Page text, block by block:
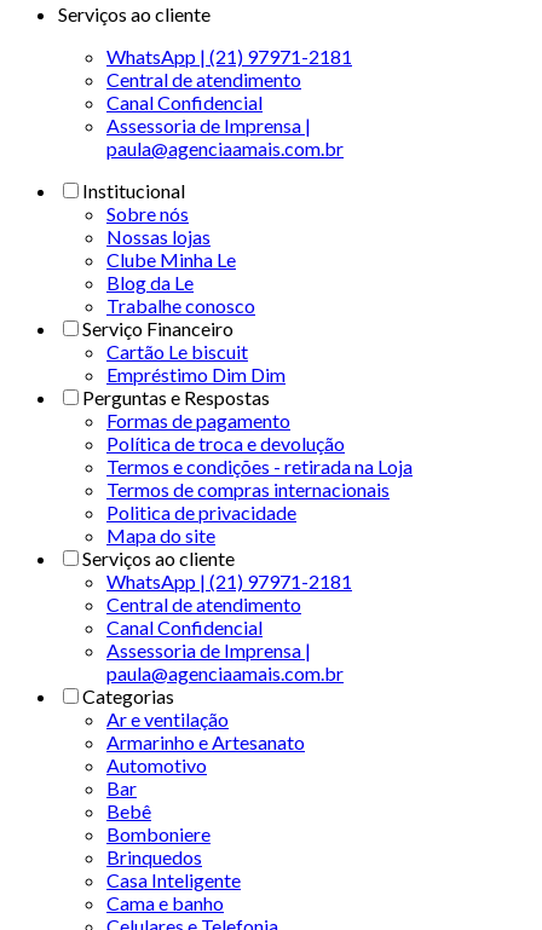
Serviços ao cliente
WhatsApp | (21) 97971-2181
Central de atendimento
Canal Confidencial
Assessoria de Imprensa |
paula@agenciaamais.com.br
Institucional
Sobre nós
Nossas lojas
Clube Minha Le
Blog da Le
Trabalhe conosco
Serviço Financeiro
Cartão Le biscuit
Empréstimo Dim Dim
Perguntas e Respostas
Formas de pagamento
Política de troca e devolução
Termos e condições - retirada na Loja
Termos de compras internacionais
Politica de privacidade
Mapa do site
Serviços ao cliente
WhatsApp | (21) 97971-2181
Central de atendimento
Canal Confidencial
Assessoria de Imprensa |
paula@agenciaamais.com.br
Categorias
Ar e ventilação
Armarinho e Artesanato
Automotivo
Bar
Bebê
Bomboniere
Brinquedos
Casa Inteligente
Cama e banho